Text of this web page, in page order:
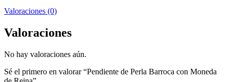
Valoraciones (0)
Valoraciones
No hay valoraciones aún.
Sé el primero en valorar “Pendiente de Perla Barroca con Moneda